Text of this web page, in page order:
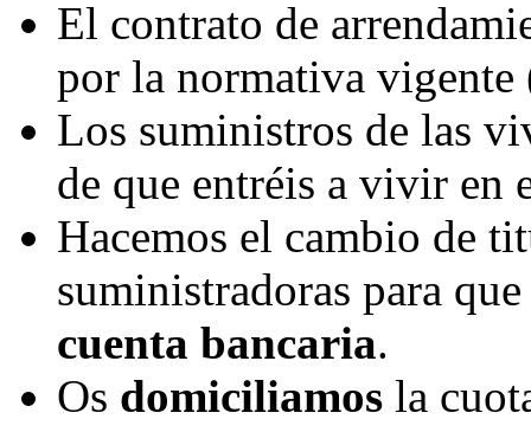
El contrato de
por la normativa
Los suministros de las
de que entréis a vivir en
Hacemos el cambio de
suministradoras para
cuenta bancaria.
Os domiciliamos la